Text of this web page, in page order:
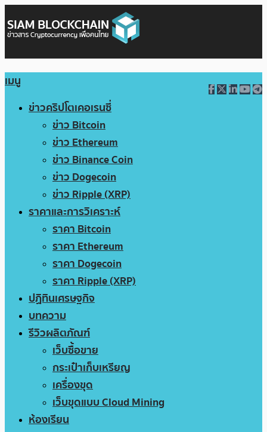
เมนู
ข่าวคริปโตเคอเรนซี่
ข่าว Bitcoin
ข่าว Ethereum
ข่าว Binance Coin
ข่าว Dogecoin
ข่าว Ripple (XRP)
ราคาและการวิเคราะห์
ราคา Bitcoin
ราคา Ethereum
ราคา Dogecoin
ราคา Ripple (XRP)
ปฏิทินเศรษฐกิจ
บทความ
รีวิวผลิตภัณฑ์
เว็บซื้อขาย
กระเป๋าเก็บเหรียญ
เครื่องขุด
เว็บขุดแบบ Cloud Mining
ห้องเรียน